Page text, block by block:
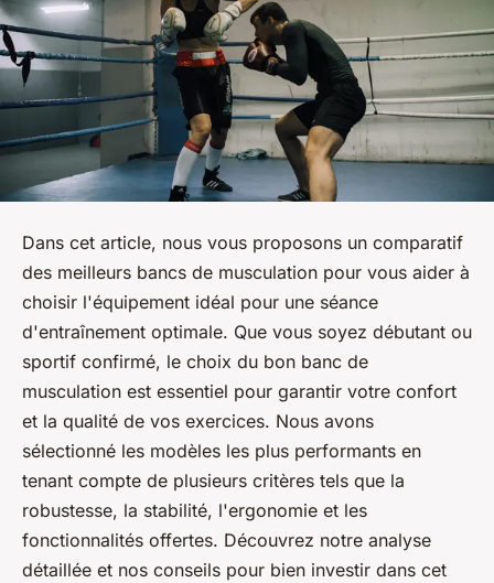
Dans cet article, nous vous proposons un comparatif
des meilleurs bancs de musculation pour vous aider à
choisir l'équipement idéal pour une séance
d'entraînement optimale. Que vous soyez débutant ou
sportif confirmé, le choix du bon banc de
musculation est essentiel pour garantir votre confort
et la qualité de vos exercices. Nous avons
sélectionné les modèles les plus performants en
tenant compte de plusieurs critères tels que la
robustesse, la stabilité, l'ergonomie et les
fonctionnalités offertes. Découvrez notre analyse
détaillée et nos conseils pour bien investir dans cet